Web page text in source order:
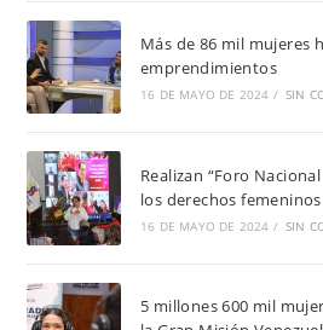
Más de 86 mil mujeres
emprendimientos
16 DE MAYO DE 2024 / SIN
Realizan “Foro
los derechos femeninos
16 DE MAYO DE 2024 / SIN
5 millones 600 mil